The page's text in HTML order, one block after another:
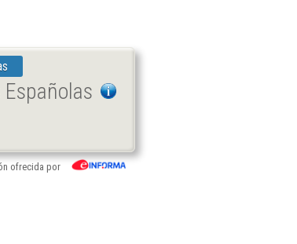
ofrecida por